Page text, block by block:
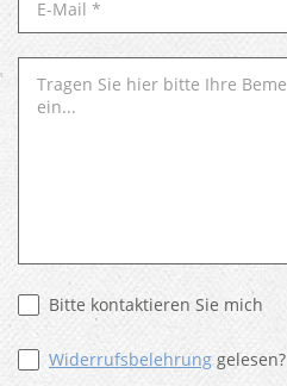
Bitte kontaktieren Sie mich
Widerrufsbelehrung gelesen?